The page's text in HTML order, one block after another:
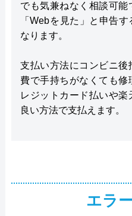
でも気兼ねなく相談可
「Webを見た」と申告
なります。
支払い方法にコンビニ後
費で手持ちがなくても
レジットカード払いや
良い方法で支払えます。
エラ